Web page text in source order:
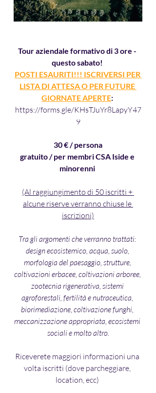
Tour aziendale formativo di 3 ore -
questo sabato!
POSTI ESAURITI!!! ISCRIVERSI PER
LISTA DI ATTESA O PER FUTURE
GIORNATE APERTE:
https://forms.gle/KHsTJuYr8LapyY47
9
30 € / persona
gratuito / per membri CSA Iside e
minorenni
(Al raggiungimento di 50 iscritti +
alcune riserve verranno chiuse le
iscrizioni)
Tra gli argomenti che verranno trattati:
design ecosistemico, acqua, suolo,
morfologia del paesaggio, strutture,
coltivazioni erbacee, coltivazioni arboree,
zootecnia rigenerativa, sistemi
agroforestali, fertilità e nutraceutica,
biorimediazione, coltivazione funghi,
meccanizzazione appropriata, ecosistemi
sociali e molto altro.
Riceverete maggiori informazioni una
volta iscritti (dove parcheggiare,
location, ecc)